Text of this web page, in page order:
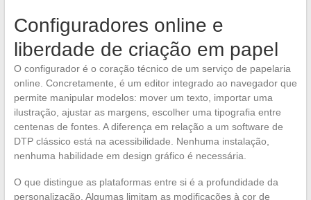
Configuradores online e
liberdade de criação em papel
O configurador é o coração técnico de um serviço de papelaria
online. Concretamente, é um editor integrado ao navegador que
permite manipular modelos: mover um texto, importar uma
ilustração, ajustar as margens, escolher uma tipografia entre
centenas de fontes. A diferença em relação a um software de
DTP clássico está na acessibilidade. Nenhuma instalação,
nenhuma habilidade em design gráfico é necessária.
O que distingue as plataformas entre si é a profundidade da
personalização. Algumas limitam as modificações à cor de